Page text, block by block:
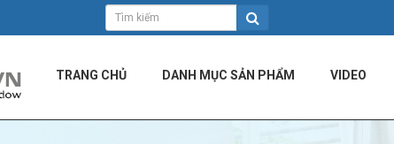
TRANG CHỦ DANH MỤC SẢN PHẨM VIDEO